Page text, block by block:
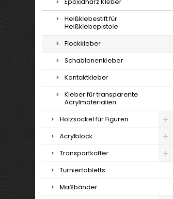
Heißklebestift für
Heißklebepistole
Flockkleber
Schablonenkleber
Kontaktkleber
Kleber für transparente
Acrylmaterialien
Holzsockel für Figuren
Acrylblock
Transportkoffer
Turniertabletts
Maßbänder